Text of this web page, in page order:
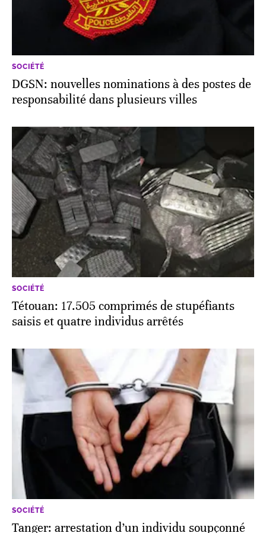
SOCIÉTÉ
DGSN: nouvelles nominations à des postes de
responsabilité dans plusieurs villes
SOCIÉTÉ
Tétouan: 17.505 comprimés de stupéfiants
saisis et quatre individus arrêtés
SOCIÉTÉ
Tanger: arrestation d’un individu soupçonné